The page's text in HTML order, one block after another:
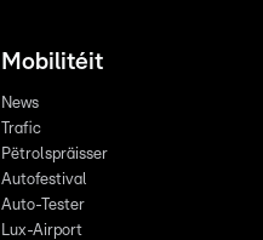
Mobilitéit
News
Trafic
Pëtrolspräisser
Autofestival
Auto-Tester
Lux-Airport